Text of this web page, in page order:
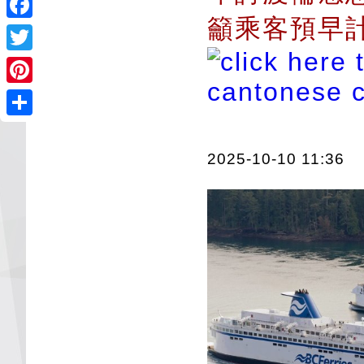
Facebook
Twitter
Pinterest
籲乘客預早
2025-10-10 11:36